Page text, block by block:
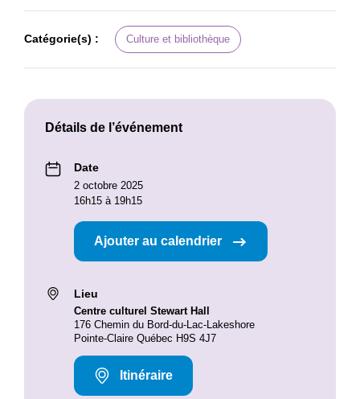
Catégorie(s) : Culture et bibliothèque
Détails de l’événement
Date
2 octobre 2025
16h15 à 19h15
Ajouter au calendrier
Lieu
Centre culturel Stewart Hall
176 Chemin du Bord-du-Lac-Lakeshore
Pointe-Claire Québec H9S 4J7
Itinéraire